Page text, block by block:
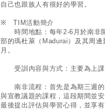
自己也跟族人有很好的學習。
※ TIM活動簡介
時間地點：每年2-6月於南非
部的瑪杜萊（Madurai）及其周
月。
受訓內容與方式：主要為上課
南非流程：首先是為期三週的
與宣教議題的課程，這段期間並
最後提出評估與學習心得，並享